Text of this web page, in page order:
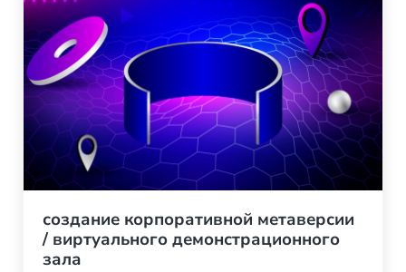
создание корпоративной метаверсии
/ виртуального демонстрационного
зала